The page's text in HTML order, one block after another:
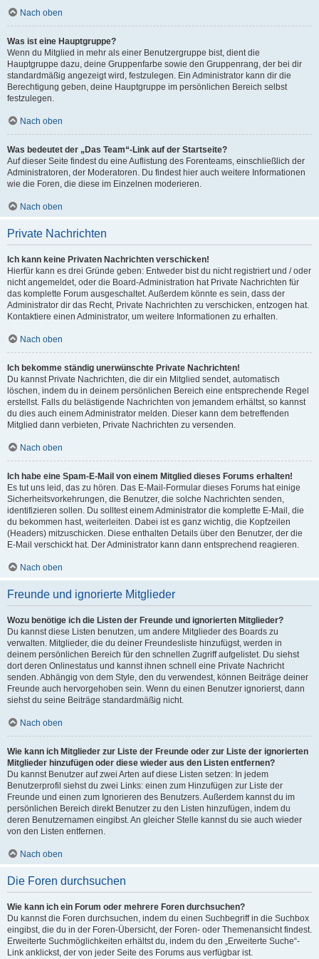
Nach oben
Was ist eine Hauptgruppe?
Wenn du Mitglied in mehr als einer Benutzergruppe bist, dient die
Hauptgruppe dazu, deine Gruppenfarbe sowie den Gruppenrang, der bei dir
standardmäßig angezeigt wird, festzulegen. Ein Administrator kann dir die
Berechtigung geben, deine Hauptgruppe im persönlichen Bereich selbst
festzulegen.
Nach oben
Was bedeutet der „Das Team“-Link auf der Startseite?
Auf dieser Seite findest du eine Auflistung des Forenteams, einschließlich der
Administratoren, der Moderatoren. Du findest hier auch weitere Informationen
wie die Foren, die diese im Einzelnen moderieren.
Nach oben
Private Nachrichten
Ich kann keine Privaten Nachrichten verschicken!
Hierfür kann es drei Gründe geben: Entweder bist du nicht registriert und / oder
nicht angemeldet, oder die Board-Administration hat Private Nachrichten für
das komplette Forum ausgeschaltet. Außerdem könnte es sein, dass der
Administrator dir das Recht, Private Nachrichten zu verschicken, entzogen hat.
Kontaktiere einen Administrator, um weitere Informationen zu erhalten.
Nach oben
Ich bekomme ständig unerwünschte Private Nachrichten!
Du kannst Private Nachrichten, die dir ein Mitglied sendet, automatisch
löschen, indem du in deinem persönlichen Bereich eine entsprechende Regel
erstellst. Falls du belästigende Nachrichten von jemandem erhältst, so kannst
du dies auch einem Administrator melden. Dieser kann dem betreffenden
Mitglied dann verbieten, Private Nachrichten zu versenden.
Nach oben
Ich habe eine Spam-E-Mail von einem Mitglied dieses Forums erhalten!
Es tut uns leid, das zu hören. Das E-Mail-Formular dieses Forums hat einige
Sicherheitsvorkehrungen, die Benutzer, die solche Nachrichten senden,
identifizieren sollen. Du solltest einem Administrator die komplette E-Mail, die
du bekommen hast, weiterleiten. Dabei ist es ganz wichtig, die Kopfzeilen
(Headers) mitzuschicken. Diese enthalten Details über den Benutzer, der die
E-Mail verschickt hat. Der Administrator kann dann entsprechend reagieren.
Nach oben
Freunde und ignorierte Mitglieder
Wozu benötige ich die Listen der Freunde und ignorierten Mitglieder?
Du kannst diese Listen benutzen, um andere Mitglieder des Boards zu
verwalten. Mitglieder, die du deiner Freundesliste hinzufügst, werden in
deinem persönlichen Bereich für den schnellen Zugriff aufgelistet. Du siehst
dort deren Onlinestatus und kannst ihnen schnell eine Private Nachricht
senden. Abhängig von dem Style, den du verwendest, können Beiträge deiner
Freunde auch hervorgehoben sein. Wenn du einen Benutzer ignorierst, dann
siehst du seine Beiträge standardmäßig nicht.
Nach oben
Wie kann ich Mitglieder zur Liste der Freunde oder zur Liste der ignorierten
Mitglieder hinzufügen oder diese wieder aus den Listen entfernen?
Du kannst Benutzer auf zwei Arten auf diese Listen setzen: In jedem
Benutzerprofil siehst du zwei Links: einen zum Hinzufügen zur Liste der
Freunde und einen zum Ignorieren des Benutzers. Außerdem kannst du im
persönlichen Bereich direkt Benutzer zu den Listen hinzufügen, indem du
deren Benutzernamen eingibst. An gleicher Stelle kannst du sie auch wieder
von den Listen entfernen.
Nach oben
Die Foren durchsuchen
Wie kann ich ein Forum oder mehrere Foren durchsuchen?
Du kannst die Foren durchsuchen, indem du einen Suchbegriff in die Suchbox
eingibst, die du in der Foren-Übersicht, der Foren- oder Themenansicht findest.
Erweiterte Suchmöglichkeiten erhältst du, indem du den „Erweiterte Suche“-
Link anklickst, der von jeder Seite des Forums aus verfügbar ist.